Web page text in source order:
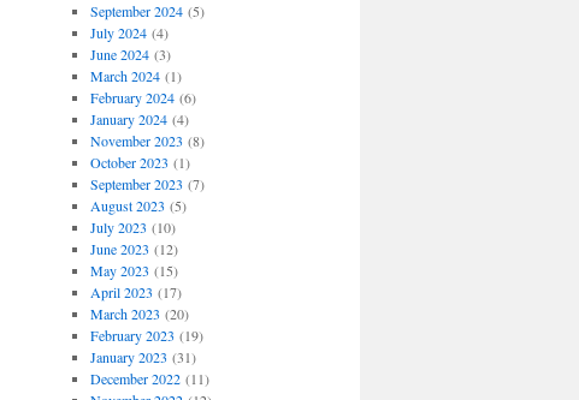
September 2024(5)
July 2024(4)
June 2024(3)
March 2024(1)
February 2024(6)
January 2024(4)
November 2023 (8)
October 2023 (1)
September 2023 (7)
August 2023 (5)
July 2023 (10)
June 2023 (12)
May 2023 (15)
April 2023 (17)
March 2023 (20)
February 2023 (19)
January 2023 (31)
December 2022(11)